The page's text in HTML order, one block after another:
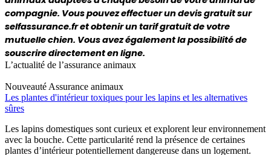
compagnie. Vous pouvez effectuer un devis gratuit sur
selfassurance.fr et obtenir un tarif gratuit de votre
mutuelle chien. Vous avez également la possibilité de
souscrire directement en ligne.
L’actualité de l’assurance animaux
Nouveauté Assurance animaux
Les plantes d'intérieur toxiques pour les lapins et les alternatives
sûres
Les lapins domestiques sont curieux et explorent leur environnement
avec la bouche. Cette particularité rend la présence de certaines
plantes d’intérieur potentiellement dangereuse dans un logement.